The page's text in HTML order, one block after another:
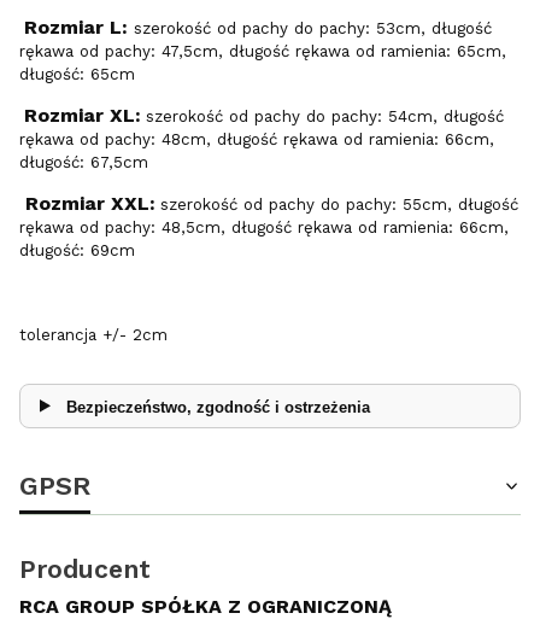
Rozmiar L: szerokość od pachy do pachy: 53cm, długość
rękawa od pachy: 47,5cm, długość rękawa od ramienia: 65cm,
długość: 65cm
Rozmiar XL: szerokość od pachy do pachy: 54cm, długość
rękawa od pachy: 48cm, długość rękawa od ramienia: 66cm,
długość: 67,5cm
Rozmiar XXL: szerokość od pachy do pachy: 55cm, długość
rękawa od pachy: 48,5cm, długość rękawa od ramienia: 66cm,
długość: 69cm
tolerancja +/- 2cm
Bezpieczeństwo, zgodność i ostrzeżenia
GPSR
Producent
RCA GROUP SPÓŁKA Z OGRANICZONĄ